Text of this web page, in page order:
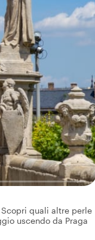
quali altre perle
uscendo da Praga